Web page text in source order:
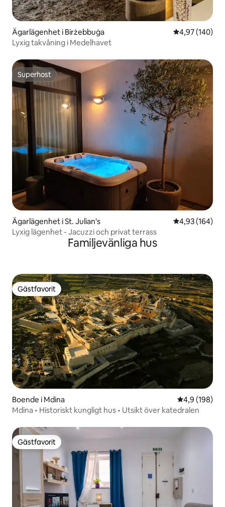
Ägarlägenhet i Birżebbuġa 4,97 av 5 i
4,97 (140)
Lyxig takvåning i Medelhavet
Superhost
Superhost
Ägarlägenhet i St. Julian's 4,93 av 5 i
4,93 (164)
Lyxig lägenhet - Jacuzzi och privat terrass
Familjevänliga hus
Gästfavorit
Gästfavorit
Boende i Mdina 4,9 av 5 i
4,9 (198)
Mdina • Historiskt kungligt hus • Utsikt över katedralen
Gästfavorit
Gästfavorit